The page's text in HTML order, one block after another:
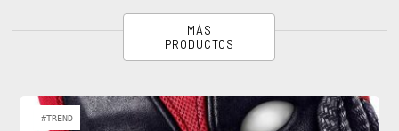
MÁS
PRODUCTOS
#TREND